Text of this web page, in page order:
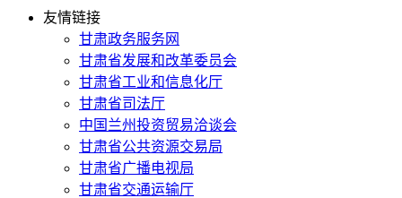
友情链接
甘肃政务服务网
甘肃省发展和改革委员会
甘肃省工业和信息化厅
甘肃省司法厅
中国兰州投资贸易洽谈会
甘肃省公共资源交易局
甘肃省广播电视局
甘肃省交通运输厅